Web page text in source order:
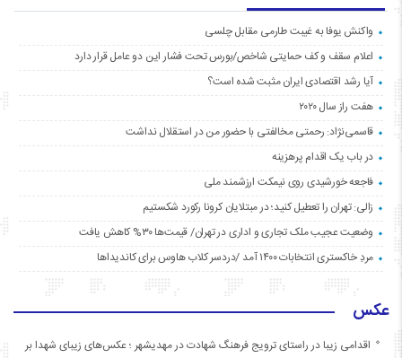
واکنش یوفا به غیبت طارمی مقابل چلسی
اعلام سقف و کف حمایتی شاخص/بورس تحت فشار این دو عامل قرار دارد
آیا رشد اقتصادی ایران مثبت شده است؟
هفت راز سال ۲۰۲۰
قاسمی‌نژاد: رحمتی مخالفتی با حضور من در استقلال نداشت
در باب یک اقدام پرهزینه
فاجعه خورشیدی روی نیمکت ارزشمند ملی
زالی: تهران را تعطیل کنید؛ در مبتلایان کرونا رکورد شکستیم
وضعیت عجیب ملک تجاری و اداری در تهران/ قیمت‌ها ۳۰% کاهش یافت
مردِ خاکستری انتخابات ۱۴۰۰ آمد /دردسر کلاب هاوس برای کاندیداها
عکس
اقدامی زیبا در راستای ترویج فرهنگ شهادت در مهدیشهر ؛ عکس‌های زیبای شهدا بر